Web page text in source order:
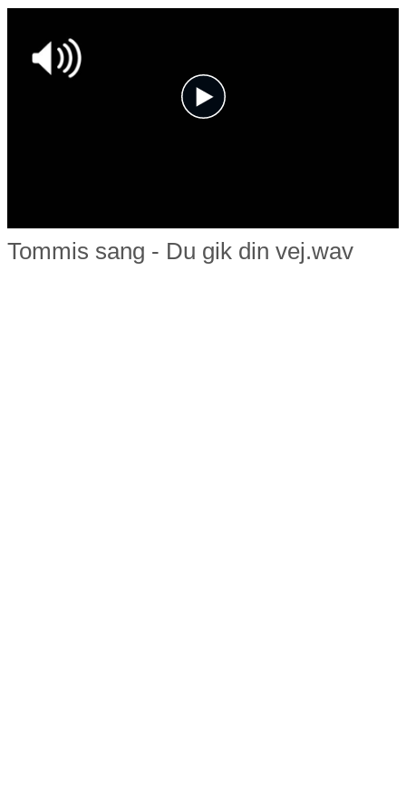
Tommis sang - Du gik din vej.wav